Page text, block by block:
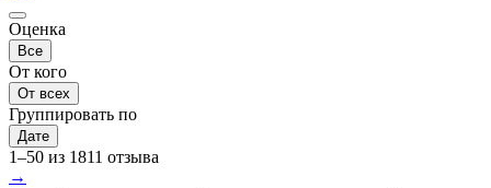
Оценка
Все
От кого
От всех
Группировать по
Дате
1–50 из 1811 отзыва
→